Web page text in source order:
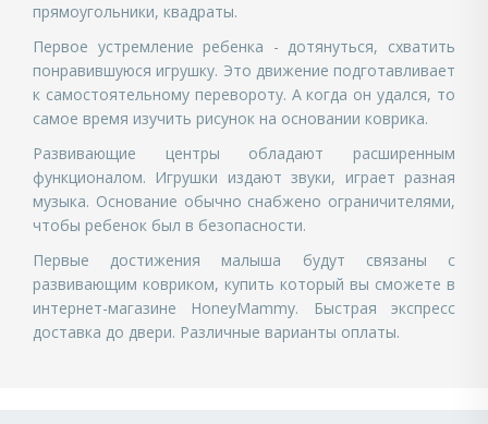
прямоугольники, квадраты.
Первое устремление ребенка - дотянуться, схватить
понравившуюся игрушку. Это движение подготавливает
к самостоятельному перевороту. А когда он удался, то
самое время изучить рисунок на основании коврика.
Развивающие центры обладают расширенным
функционалом. Игрушки издают звуки, играет разная
музыка. Основание обычно снабжено ограничителями,
чтобы ребенок был в безопасности.
Первые достижения малыша будут связаны с
развивающим ковриком, купить который вы сможете в
интернет-магазине HoneyMammy. Быстрая экспресс
доставка до двери. Различные варианты оплаты.